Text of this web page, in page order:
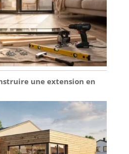
une extension en